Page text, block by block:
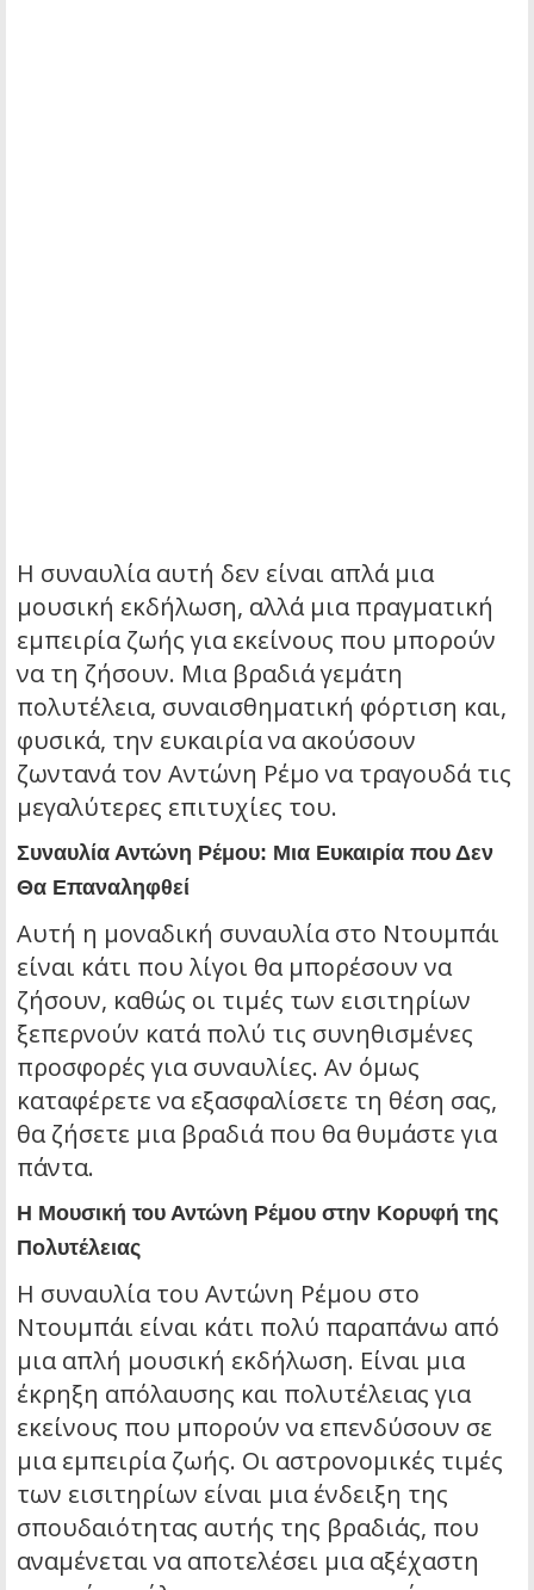
Η συναυλία αυτή δεν είναι απλά μια
μουσική εκδήλωση, αλλά μια πραγματική
εμπειρία ζωής για εκείνους που μπορούν
να τη ζήσουν. Μια βραδιά γεμάτη
πολυτέλεια, συναισθηματική φόρτιση και,
φυσικά, την ευκαιρία να ακούσουν
ζωντανά τον Αντώνη Ρέμο να τραγουδά τις
μεγαλύτερες επιτυχίες του.
Συναυλία Αντώνη Ρέμου: Μια Ευκαιρία που Δεν
Θα Επαναληφθεί
Αυτή η μοναδική συναυλία στο Ντουμπάι
είναι κάτι που λίγοι θα μπορέσουν να
ζήσουν, καθώς οι τιμές των εισιτηρίων
ξεπερνούν κατά πολύ τις συνηθισμένες
προσφορές για συναυλίες. Αν όμως
καταφέρετε να εξασφαλίσετε τη θέση σας,
θα ζήσετε μια βραδιά που θα θυμάστε για
πάντα.
Η Μουσική του Αντώνη Ρέμου στην Κορυφή της
Πολυτέλειας
Η συναυλία του Αντώνη Ρέμου στο
Ντουμπάι είναι κάτι πολύ παραπάνω από
μια απλή μουσική εκδήλωση. Είναι μια
έκρηξη απόλαυσης και πολυτέλειας για
εκείνους που μπορούν να επενδύσουν σε
μια εμπειρία ζωής. Οι αστρονομικές τιμές
των εισιτηρίων είναι μια ένδειξη της
σπουδαιότητας αυτής της βραδιάς, που
αναμένεται να αποτελέσει μια αξέχαστη